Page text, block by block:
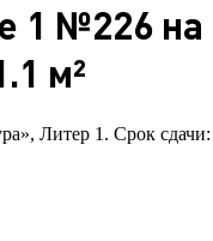
1 №226
м²
Литер 1. Срок